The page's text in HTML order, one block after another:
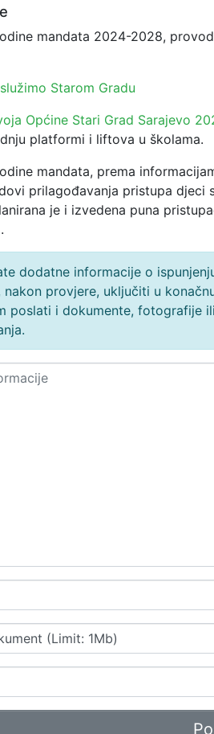
mandata 2024-2028,
Starom Gradu
Općine Stari Grad Sarajevo
platformi i liftova u školama.
mandata, prema
prilagođavanja pristupa djeci
je i izvedena puna
dodatne informacije o
nakon provjere, uključiti u
poslati i dokumente, fotografije
(Limit: 1Mb)